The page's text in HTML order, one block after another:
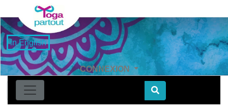
in English
CONNEXION
Find